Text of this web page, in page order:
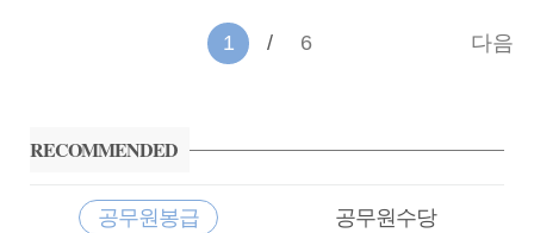
1 6 다음
RECOMMENDED
공무원봉급 공무원수당